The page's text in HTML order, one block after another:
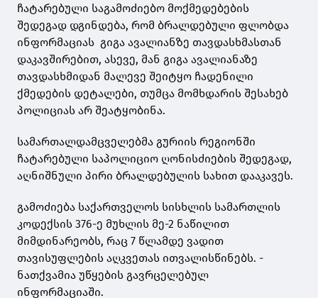
ჩატარებული საგამოძიებო მოქმედებების
შედეგად დგინდება, რომ ბრალდებული ფლობდა
ინფორმაციას გიგა ავალიანზე თავდასხმასთან
დაკავშირებით, ასევე, მან გიგა ავალიანაზე
თავდასხმიდან მალევე შეიტყო ჩადენილი
ქმედების დეტალები, თუმცა მომხდარის შესახებ
პოლიციას არ შეატყობინა.
სამართალდამცველებმა გურიის რეგიონში
ჩატარებული საპოლიციო ღონისძიების შედეგად,
აღნიშნული პირი ბრალდებულის სახით დააკავეს.
გამოძიება საქართველოს სისხლის სამართლის
კოდექსის 376-ე მუხლის მე-2 ნაწილით
მიმდინარეობს, რაც 7 წლამდე ვადით
თავისუფლების აღკვეთას ითვალისწინებს. -
ნათქვამია უწყების გავრცელებულ
ინფორმაციაში.